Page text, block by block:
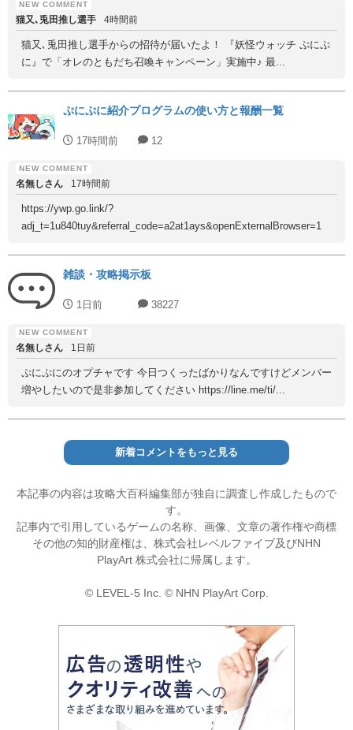
猫又､兎田推し選手 4時間前
猫又､兎田推し選手からの招待が届いたよ！ 『妖怪ウォッチ ぷにぷ
に』で「オレのともだち召喚キャンペーン」実施中♪ 最...
ぷにぷに紹介プログラムの使い方と報酬一覧
17時間前 12
名無しさん 17時間前
https://ywp.go.link/?
adj_t=1u840tuy&referral_code=a2at1ays&openExternalBrowser=1
雑談・攻略掲示板
1日前 38227
名無しさん 1日前
ぷにぷにのオプチャです 今日つくったばかりなんですけどメンバー
増やしたいので是非参加してください https://line.me/ti/...
新着コメントをもっと見る
本記事の内容は攻略大百科編集部が独自に調査し作成したもので
す。
記事内で引用しているゲームの名称、画像、文章の著作権や商標
その他の知的財産権は、株式会社レベルファイブ及びNHN
PlayArt 株式会社に帰属します。
© LEVEL-5 Inc. © NHN PlayArt Corp.